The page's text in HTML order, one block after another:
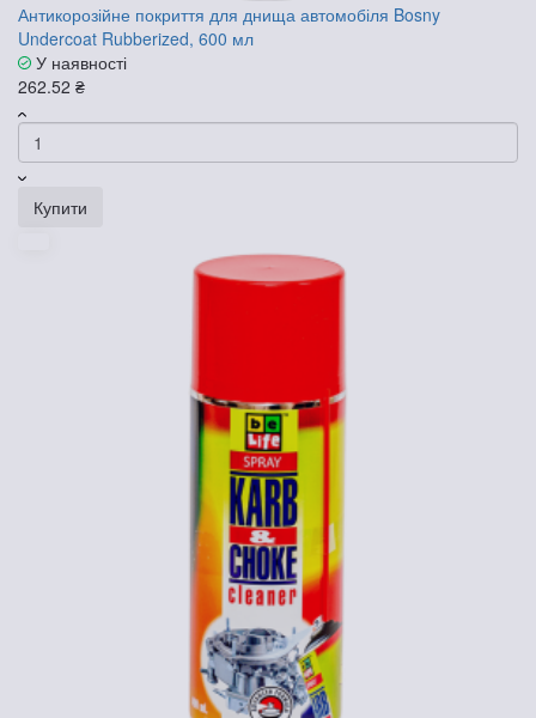
Антикорозійне покриття для днища автомобіля Bosny
Undercoat Rubberized, 600 мл
У наявності
262.52 ₴
Купити